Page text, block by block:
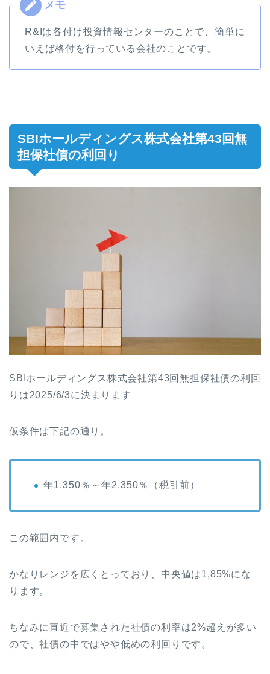
R&Iは各付け投資情報センターのことで、簡単に
いえば格付を行っている会社のことです。
SBIホールディングス株式会社第43回無
担保社債の利回り
SBIホールディングス株式会社第43回無担保社債の利回
りは2025/6/3に決まります
仮条件は下記の通り。
年1.350％～年2.350％ （税引前）
この範囲内です。
かなりレンジを広くとっており、中央値は1,85%にな
ります。
ちなみに直近で募集された社債の利率は2%超えが多い
ので、社債の中ではやや低めの利回りです。